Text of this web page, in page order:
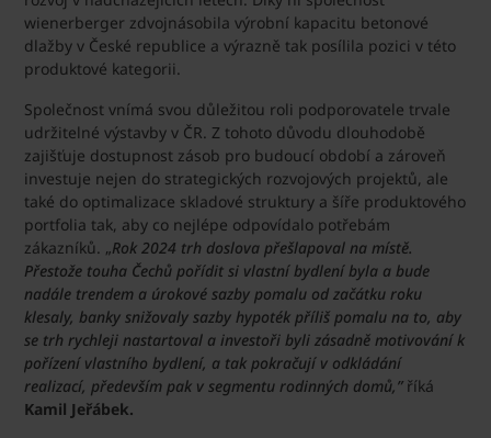
wienerberger zdvojnásobila výrobní kapacitu betonové
dlažby v České republice a výrazně tak posílila pozici v této
produktové kategorii.
Společnost vnímá svou důležitou roli podporovatele trvale
udržitelné výstavby v ČR. Z tohoto důvodu dlouhodobě
zajišťuje dostupnost zásob pro budoucí období a zároveň
investuje nejen do strategických rozvojových projektů, ale
také do optimalizace skladové struktury a šíře produktového
portfolia tak, aby co nejlépe odpovídalo potřebám
zákazníků. „Rok 2024 trh doslova přešlapoval na místě.
Přestože touha Čechů pořídit si vlastní bydlení byla a bude
nadále trendem a úrokové sazby pomalu od začátku roku
klesaly, banky snižovaly sazby hypoték příliš pomalu na to, aby
se trh rychleji nastartoval a investoři byli zásadně motivování k
pořízení vlastního bydlení, a tak pokračují v odkládání
realizací, především pak v segmentu rodinných domů,”říká
Kamil Jeřábek.